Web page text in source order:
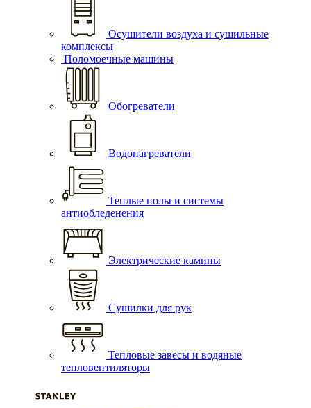
Осушители воздуха и сушильные
комплексы
Поломоечные машины
Обогреватели
Водонагреватели
Теплые полы и системы
антиобледенения
Электрические камины
Сушилки для рук
Тепловые завесы и водяные
тепловентиляторы